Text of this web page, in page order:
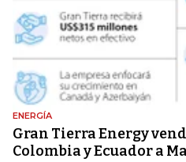
ENERGÍA
Gran Tierra Energy
Colombia y Ecuador a